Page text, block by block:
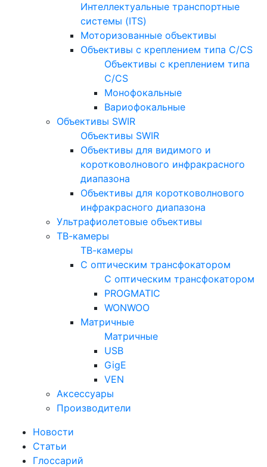
Интеллектуальные транспортные
системы (ITS)
Моторизованные объективы
Объективы с креплением типа C/CS
Объективы с креплением типа
C/CS
Монофокальные
Вариофокальные
Объективы SWIR
Объективы SWIR
Объективы для видимого и
коротковолнового инфракрасного
диапазона
Объективы для коротковолнового
инфракрасного диапазона
Ультрафиолетовые объективы
ТВ-камеры
ТВ-камеры
С оптическим трансфокатором
С оптическим трансфокатором
PROGMATIC
WONWOO
Матричные
Матричные
USB
GigE
VEN
Аксессуары
Производители
Новости
Статьи
Глоссарий